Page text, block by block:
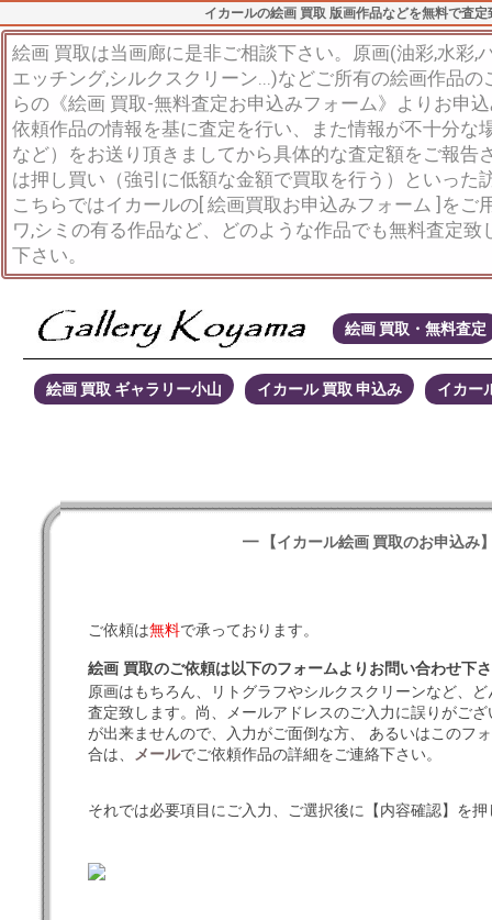
イカールの絵画 買取 版画作品などを無料で査定
絵画 買取は当画廊に是非ご相談下さい。原画(油彩,水彩,
エッチング,シルクスクリーン...)などご所有の絵画作品
らの《絵画 買取-無料査定お申込みフォーム》よりお申
依頼作品の情報を基に査定を行い、また情報が不十分な
など）をお送り頂きましてから具体的な査定額をご報告
は押し買い（強引に低額な金額で買取を行う）といった
こちらではイカールの[ 絵画買取お申込みフォーム ]をご
ワ,シミの有る作品など、どのような作品でも無料査定
下さい。
絵画 買取・無料査定
絵画 買取 ギャラリー小山 イカール 買取 申込み イカー
━ 【イカール絵画 買取のお申込み
ご依頼は無料で承っております。
絵画 買取のご依頼は以下のフォームよりお問い合わせ下
原画はもちろん、リトグラフやシルクスクリーンなど、
査定致します。尚、メールアドレスのご入力に誤りがご
が出来ませんので、入力がご面倒な方、 あるいはこのフ
合は、
メールでご依頼作品の詳細をご連絡下さい。
それでは必要項目にご入力、ご選択後に【内容確認】を